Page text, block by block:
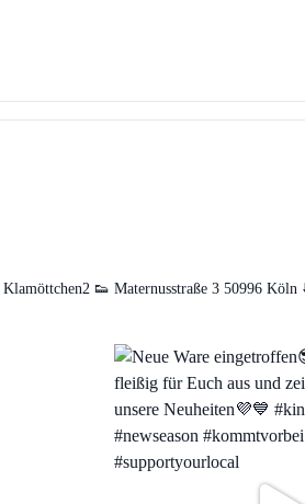
Klamöttchen2 👟 Maternusstraße 3 50996 Köln